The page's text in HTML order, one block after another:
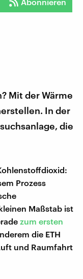
Mit der Wärme
In der
die
Prozess
Maßstab ist
zum ersten
die ETH
und Raumfahrt